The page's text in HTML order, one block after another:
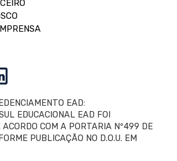
EAD:
EDUCACIONAL EAD FOI
ACORDO COM A PORTARIA Nº499 DE
PUBLICAÇÃO NO D.O.U. EM